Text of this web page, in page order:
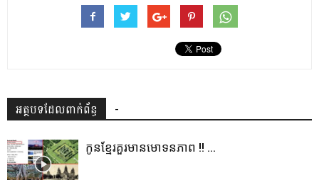
អត្ថបទដែលពាក់ព័ន្ធ -
កូនខ្មែរគួរមានមោទនភាព !! ...